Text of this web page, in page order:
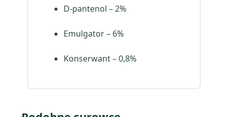
D-pantenol – 2%
Emulgator – 6%
Konserwant – 0,8%